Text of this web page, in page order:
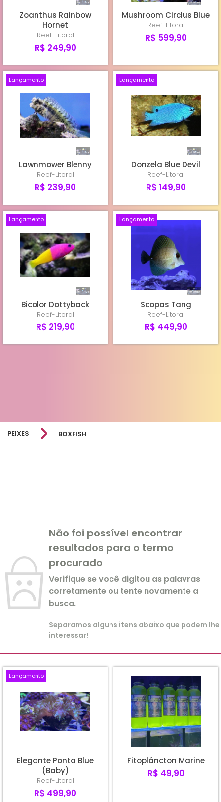
Zoanthus Rainbow
Hornet
Reef-Litoral
R$ 249,90
Mushroom Circlus Blue
Reef-Litoral
R$ 599,90
Lançamento
Lawnmower Blenny
Reef-Litoral
R$ 239,90
Lançamento
Donzela Blue Devil
Reef-Litoral
R$ 149,90
Lançamento
Bicolor Dottyback
Reef-Litoral
R$ 219,90
Lançamento
Scopas Tang
Reef-Litoral
R$ 449,90
PEIXES BOXFISH
Não foi possível encontrar
resultados para o termo
procurado
Verifique se você digitou as palavras
corretamente ou tente novamente a
busca.
Separamos alguns itens abaixo que podem lhe
interessar!
Lançamento
Elegante Ponta Blue
(Baby)
Reef-Litoral
R$ 499,90
Fitoplâncton Marine
R$ 49,90